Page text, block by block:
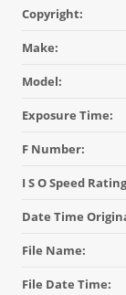
Copyright:
Make:
Model:
Exposure Time:
F Number:
I S O Speed
Date Time
File Name:
File Date Time: